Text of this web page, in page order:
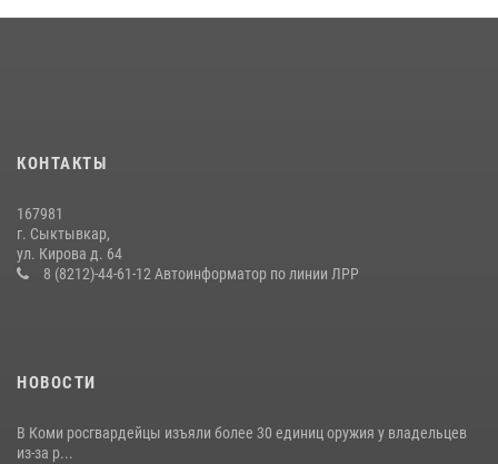
оружия
В Сыктывкаре росгвардейцы приняли участие в молебне в рамках
Дня Крещения Руси и Дня святого равноапостольного князя
КОНТАКТЫ
167981
г. Сыктывкар,
ул. Кирова д. 64
8 (8212)-44-61-12 Автоинформатор по линии ЛРР
НОВОСТИ
В Коми росгвардейцы изъяли более 30 единиц оружия у владельцев
из-за р...